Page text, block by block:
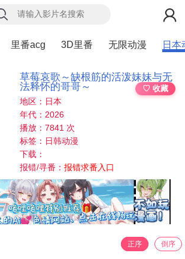
里番acg 3D里番 无限动漫 日本
草莓哀歌～缺根筋的活泼妹妹与无
法释怀的哥哥～
♡ 收藏
地区：日本
年代：2026
播放：7841 次
标签：日韩动漫
下载：
报错/寻番：报错求番入口
正序 倒序